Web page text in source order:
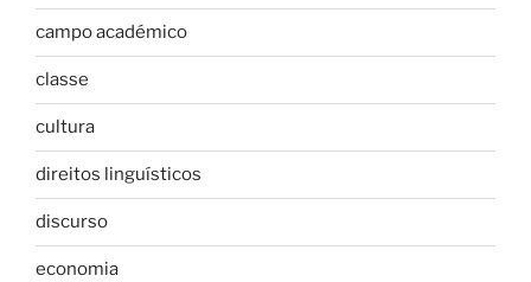
campo académico
classe
cultura
direitos linguísticos
discurso
economia